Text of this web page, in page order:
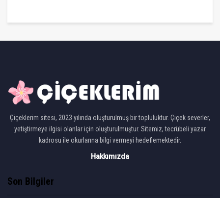
Çiçeklerim sitesi, 2023 yılında oluşturulmuş bir topluluktur. Çiçek severler,
yetiştirmeye ilgisi olanlar için oluşturulmuştur. Sitemiz, tecrübeli yazar
kadrosu ile okurlarına bilgi vermeyi hedeflemektedir.
Hakkımızda
Son Bilgiler